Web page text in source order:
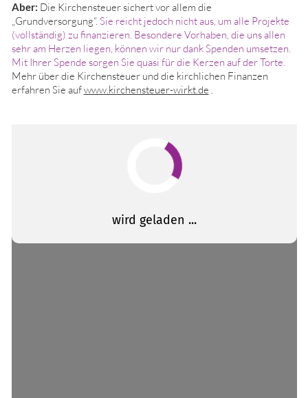
Aber: Die Kirchensteuer sichert vor allem die
„Grundversorgung“. Sie reicht jedoch nicht aus, um alle Projekte
(vollständig) zu finanzieren. Besondere Vorhaben, die uns allen
sehr am Herzen liegen, können wir nur dank Spenden umsetzen.
Mit Ihrer Spende sorgen Sie quasi für die Kerzen auf der Torte.
Mehr über die Kirchensteuer und die kirchlichen Finanzen
erfahren Sie aufwww.kirchensteuer-wirkt.de .